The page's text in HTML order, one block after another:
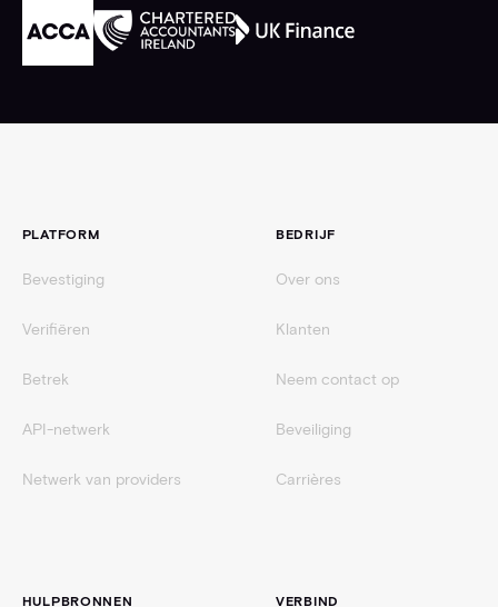
PLATFORM
Bevestiging
Verifiëren
Betrek
API-netwerk
Netwerk van providers
BEDRIJF
Over ons
Klanten
Neem contact op
Beveiliging
Carrières
HULPBRONNEN VERBIND